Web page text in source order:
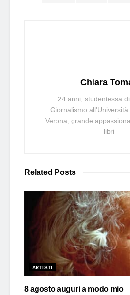
Chiara
24 anni, studentessa
Giornalismo all'Università
Verona, grande
libri
Related Posts
ARTISTI
8 agosto auguri a modo mio